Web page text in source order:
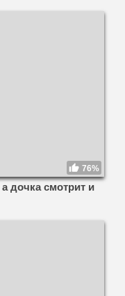
76%
дочка смотрит и